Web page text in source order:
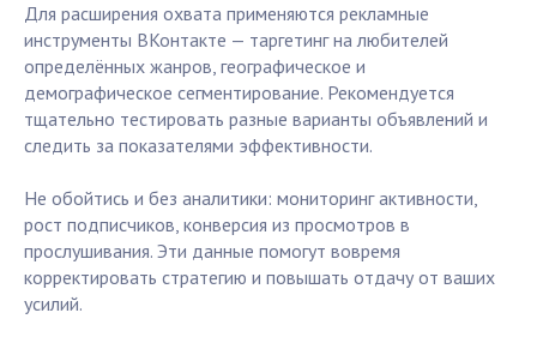
Для расширения охвата применяются рекламные
инструменты ВКонтакте — таргетинг на любителей
определённых жанров, географическое и
демографическое сегментирование. Рекомендуется
тщательно тестировать разные варианты объявлений и
следить за показателями эффективности.
Не обойтись и без аналитики: мониторинг активности,
рост подписчиков, конверсия из просмотров в
прослушивания. Эти данные помогут вовремя
корректировать стратегию и повышать отдачу от ваших
усилий.